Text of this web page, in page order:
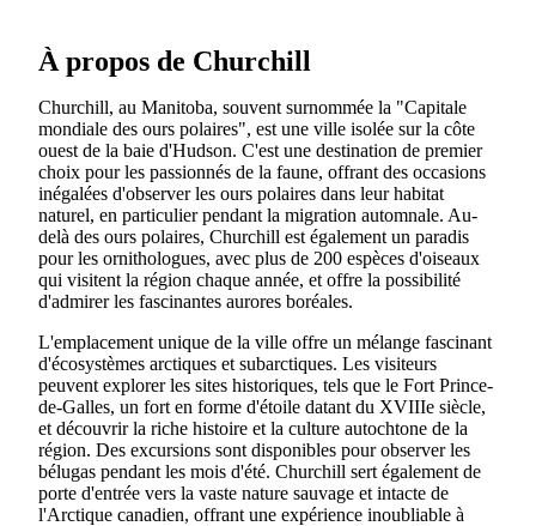
À propos de Churchill
Churchill, au Manitoba, souvent surnommée la "Capitale
mondiale des ours polaires", est une ville isolée sur la côte
ouest de la baie d'Hudson. C'est une destination de premier
choix pour les passionnés de la faune, offrant des occasions
inégalées d'observer les ours polaires dans leur habitat
naturel, en particulier pendant la migration automnale. Au-
delà des ours polaires, Churchill est également un paradis
pour les ornithologues, avec plus de 200 espèces d'oiseaux
qui visitent la région chaque année, et offre la possibilité
d'admirer les fascinantes aurores boréales.
L'emplacement unique de la ville offre un mélange fascinant
d'écosystèmes arctiques et subarctiques. Les visiteurs
peuvent explorer les sites historiques, tels que le Fort Prince-
de-Galles, un fort en forme d'étoile datant du XVIIIe siècle,
et découvrir la riche histoire et la culture autochtone de la
région. Des excursions sont disponibles pour observer les
bélugas pendant les mois d'été. Churchill sert également de
porte d'entrée vers la vaste nature sauvage et intacte de
l'Arctique canadien, offrant une expérience inoubliable à